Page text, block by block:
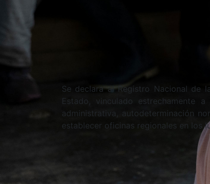
Se declara al Registro Nacional de
Estado, vinculado estrechamente
administrativa, autodeterminación
establecer oficinas regionales en los